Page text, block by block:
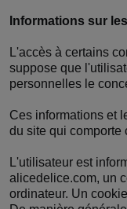
Informations sur
L'accès à certains
suppose que
personnelles le
Ces informations et
du site qui comporte
L'utilisateur est
alicedelice.com, un
ordinateur. Un